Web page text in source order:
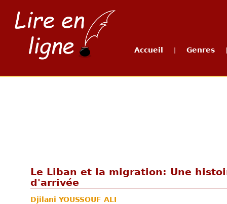
Accueil Genres
Le Liban et la migration: Une
d'arrivée
Djilani YOUSSOUF ALI